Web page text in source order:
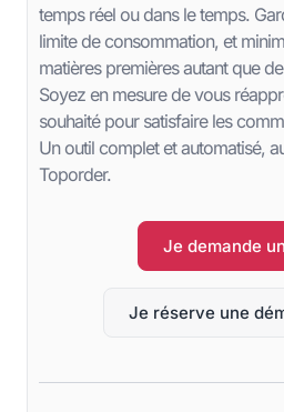
temps réel ou dans le temps.
limite de consommation, et
matières premières autant que
Soyez en mesure de vous
souhaité pour satisfaire les
Un outil complet et automatisé,
Toporder.
Je demande
Je réserve une